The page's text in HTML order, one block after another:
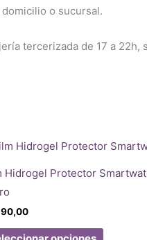
o sucursal.
tercerizada de 17 a 22h,
Hidrogel Protector
Este